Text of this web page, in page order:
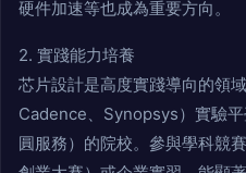
硬件加速等也成為重要方向。
2. 實踐能力培養
芯片設計是高度實踐導向的領
Cadence、Synopsys）實驗
圓服務）的院校。參與學科競